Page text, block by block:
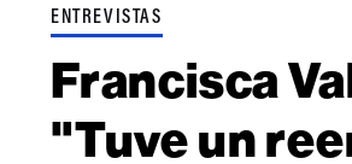
ENTREVISTAS
Francisca
"Tuve un